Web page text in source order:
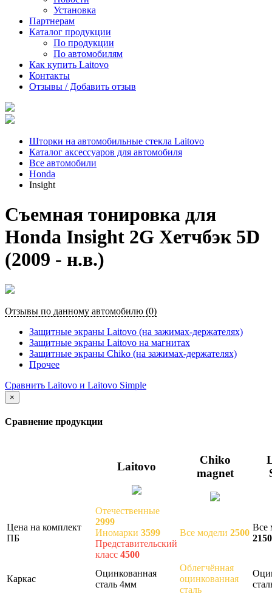
Установка
Партнерам
Каталог продукции
По продукции
По автомобилям
Как купить Laitovo
Контакты
Отзывы / Добавить отзыв
Шторки на автомобильные стекла Laitovo
Каталог аксессуаров для автомобиля
Все автомобили
Honda
Insight
Съемная тонировка для
Honda Insight 2G Хетчбэк 5D
(2009 - н.в.)
Отзывы по данному автомобилю (0)
Защитные экраны Laitovo (на зажимах-держателях)
Защитные экраны Laitovo на магнитах
Защитные экраны Chiko (на зажимах-держателях)
Прочее
Сравнить Laitovo и Laitovo Simple
×
Сравнение продукции
Laitovo
Chiko
magnet
Цена на комплект
ПБ
Отечественные
2999
Иномарки 3599
Представительский
класс 4500
Все модели 2500
Все
2150
Каркас
Оцинкованная
сталь 4мм
Облегчённая
оцинкованная
сталь